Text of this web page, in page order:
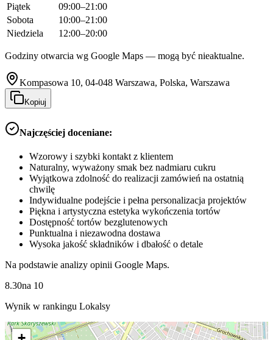
Piątek
09:00–21:00
Sobota
10:00–21:00
Niedziela
12:00–20:00
Godziny otwarcia wg Google Maps — mogą być nieaktualne.
Kompasowa 10, 04-048 Warszawa, Polska, Warszawa
Kopiuj
Najczęściej doceniane:
Wzorowy i szybki kontakt z klientem
Naturalny, wyważony smak bez nadmiaru cukru
Wyjątkowa zdolność do realizacji zamówień na ostatnią
chwilę
Indywidualne podejście i pełna personalizacja projektów
Piękna i artystyczna estetyka wykończenia tortów
Dostępność tortów bezglutenowych
Punktualna i niezawodna dostawa
Wysoka jakość składników i dbałość o detale
Na podstawie analizy opinii Google Maps.
8.30na 10
Wynik w rankingu Lokalsy